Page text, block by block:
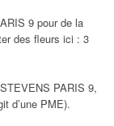
9 pour de la
des fleurs ici : 3
PARIS 9,
d’une PME).